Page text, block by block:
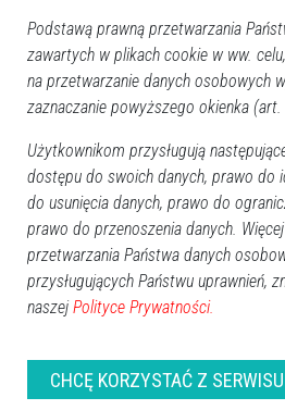
OBWIESZCZENIE STAROSTY
OSTROŁĘCKIEGO [B.6740.1.3.2026]
DECYZJA [GN.6820.10.2024]
Podstawą prawną przetwarzania
zawartych w plikach cookie w ww.
na przetwarzanie danych osobowych
zaznaczanie powyższego okienka
Użytkownikom przysługują
dostępu do swoich danych, prawo do
do usunięcia danych, prawo do
prawo do przenoszenia danych.
przetwarzania Państwa danych
przysługujących Państwu uprawnień,
naszej Polityce Prywatności.
CHCĘ KORZYSTAĆ Z